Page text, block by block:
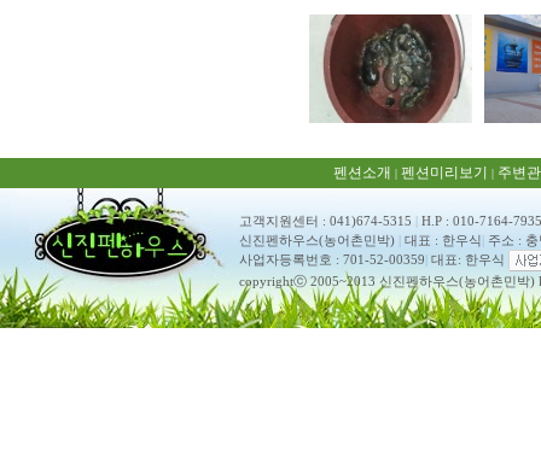
펜션소개 | 펜션미리보기 | 주변
고객지원센터 : 041)674-5315 | H.P : 010-7164-7935
신진펜하우스(농어촌민박) | 대표 : 한우식| 주소 :
사업자등록번호 : 701-52-00359 대표: 한우식
copyrightⓒ 2005~2013 신진펜하우스(농어촌민박)